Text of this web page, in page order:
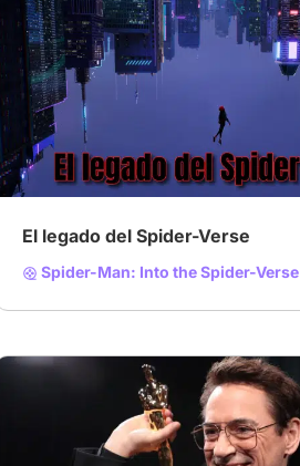
El legado del Spider-Verse
Spider-Man: Into the Spider-Verse